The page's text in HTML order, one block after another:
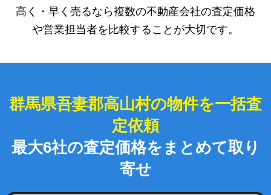
高く・早く売るなら複数の不動産会社の査定価格
や営業担当者を比較することが大切です。
群馬県吾妻郡高山村の物件を一括査
定依頼
最大6社の査定価格をまとめて取り
寄せ